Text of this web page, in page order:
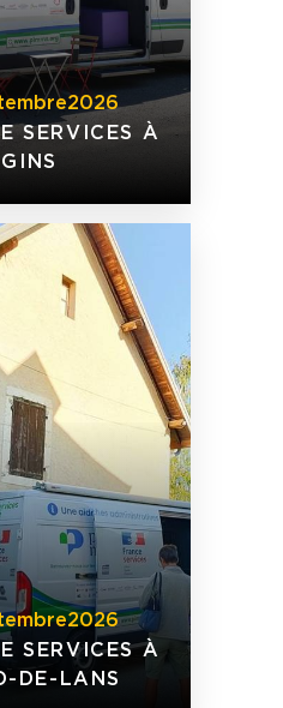
2026
SERVICES À
2026
SERVICES À
DE-LANS